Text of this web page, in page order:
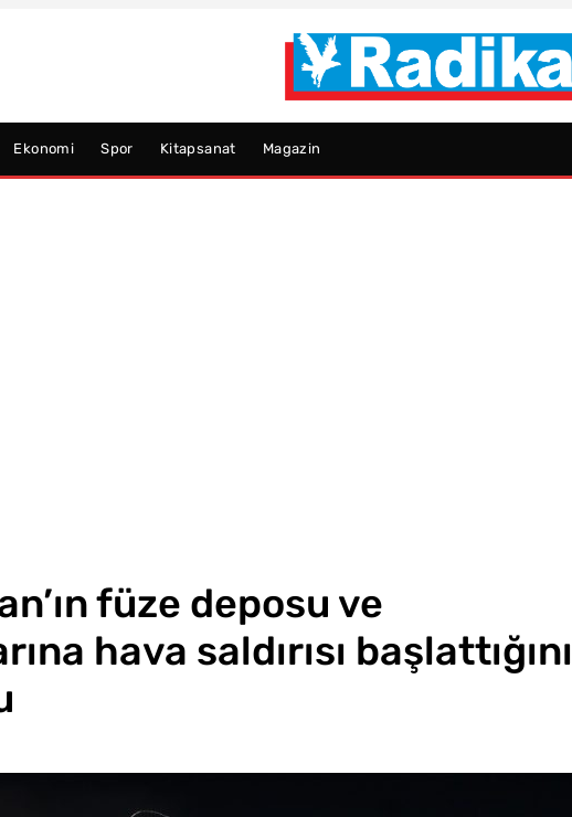
Ekonomi Spor Kitapsanat Magazin
füze deposu ve
hava saldırısı başlattığını